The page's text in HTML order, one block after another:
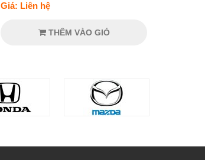
Giá: Liên hệ
THÊM VÀO GIỎ